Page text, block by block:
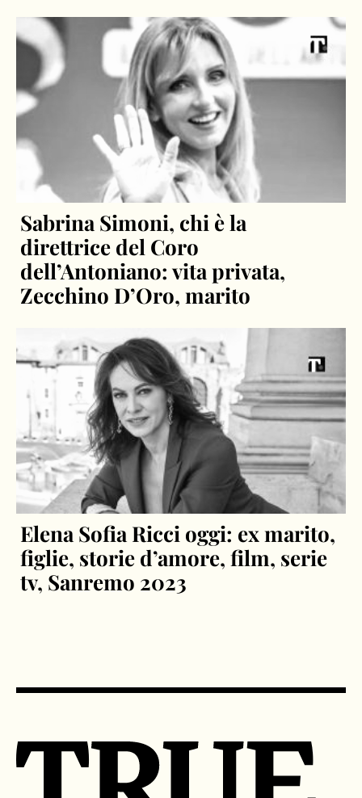
Sabrina Simoni, chi è la
direttrice del Coro
dell’Antoniano: vita privata,
Zecchino D’Oro, marito
Elena Sofia Ricci oggi: ex marito,
figlie, storie d’amore, film, serie
tv, Sanremo 2023